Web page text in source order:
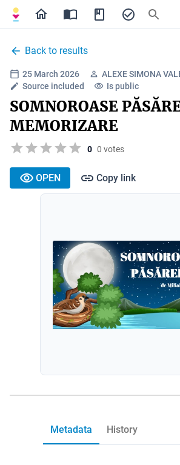
Back to results
25 March 2026
ALEXE SIMONA
Source included
Is public
SOMNOROASE
MEMORIZARE
0 0 votes
OPEN Copy link
Metadata History